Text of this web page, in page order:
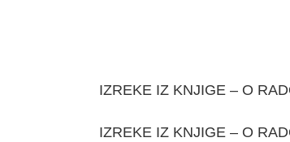
IZREKE IZ KNJIGE – O
IZREKE IZ KNJIGE – O